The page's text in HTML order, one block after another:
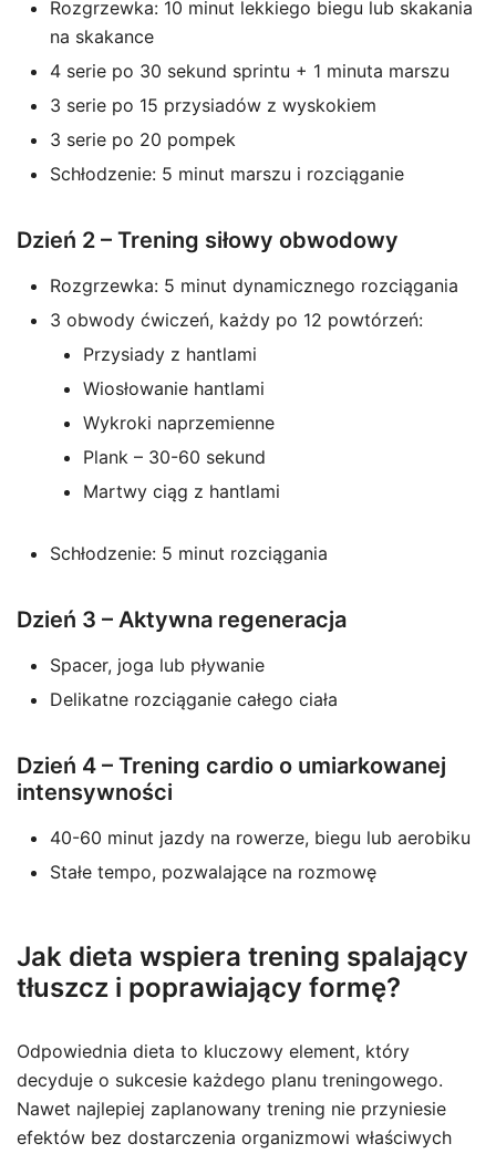
Rozgrzewka: 10 minut lekkiego biegu lub skakania
na skakance
4 serie po 30 sekund sprintu + 1 minuta marszu
3 serie po 15 przysiadów z wyskokiem
3 serie po 20 pompek
Schłodzenie: 5 minut marszu i rozciąganie
Dzień 2 – Trening siłowy obwodowy
Rozgrzewka: 5 minut dynamicznego rozciągania
3 obwody ćwiczeń, każdy po 12 powtórzeń:
Przysiady z hantlami
Wiosłowanie hantlami
Wykroki naprzemienne
Plank – 30-60 sekund
Martwy ciąg z hantlami
Schłodzenie: 5 minut rozciągania
Dzień 3 – Aktywna regeneracja
Spacer, joga lub pływanie
Delikatne rozciąganie całego ciała
Dzień 4 – Trening cardio o umiarkowanej
intensywności
40-60 minut jazdy na rowerze, biegu lub aerobiku
Stałe tempo, pozwalające na rozmowę
Jak dieta wspiera trening spalający
tłuszcz i poprawiający formę?
Odpowiednia dieta to kluczowy element, który
decyduje o sukcesie każdego planu treningowego.
Nawet najlepiej zaplanowany trening nie przyniesie
efektów bez dostarczenia organizmowi właściwych